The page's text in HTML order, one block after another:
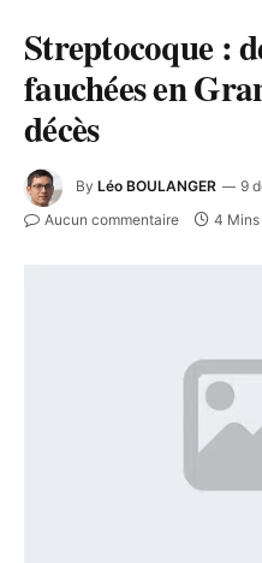
Streptocoque :
fauchées en
décès
By Léo BOULANGER 9
Aucun commentaire 4 Mins